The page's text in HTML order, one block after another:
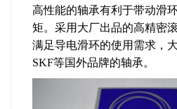
高性能的轴承有利于带动滑
矩。采用大厂出品的高精密
满足导电滑环的使用需求，
SKF等国外品牌的轴承。